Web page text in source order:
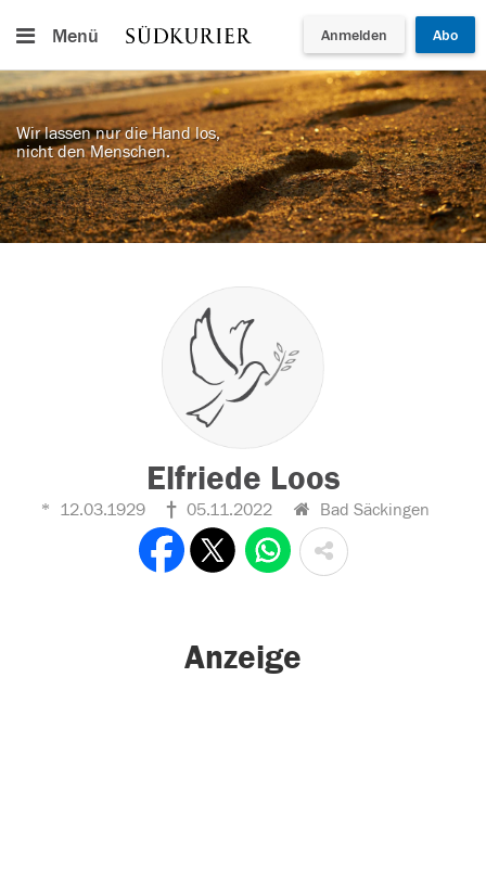
Menü Anmelden Abo
Wir lassen nur die Hand los,
nicht den Menschen.
Elfriede Loos
12.03.1929 05.11.2022 Bad Säckingen
Anzeige